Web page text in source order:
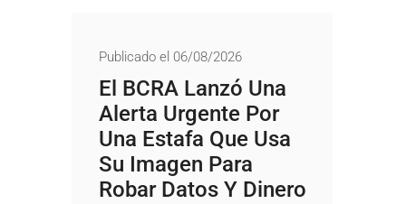
Publicado el 06/08/2026
El BCRA Lanzó Una
Alerta Urgente Por
Una Estafa Que Usa
Su Imagen Para
Robar Datos Y Dinero